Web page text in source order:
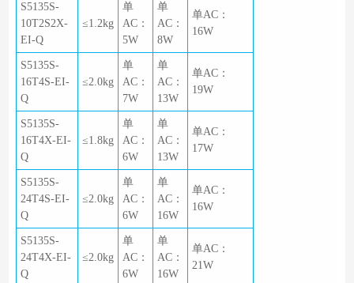
S5135S-
10T2S2X-
EI-Q
≤1.2kg
单
AC：
5W
单
AC：
8W
单AC：
16W
S5135S-
16T4S-EI-
Q
≤2.0kg
单
AC：
7W
单
AC：
13W
单AC：
19W
S5135S-
16T4X-EI-
Q
≤1.8kg
单
AC：
6W
单
AC：
13W
单AC：
17W
S5135S-
24T4S-EI-
Q
≤2.0kg
单
AC：
6W
单
AC：
16W
单AC：
16W
S5135S-
24T4X-EI-
Q
≤2.0kg
单
AC：
6W
单
AC：
16W
单AC：
21W